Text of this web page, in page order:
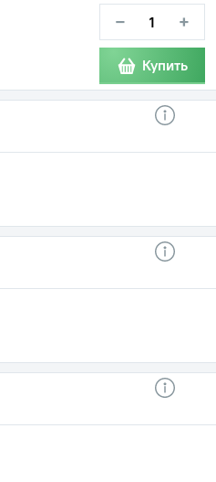
− +
Купить